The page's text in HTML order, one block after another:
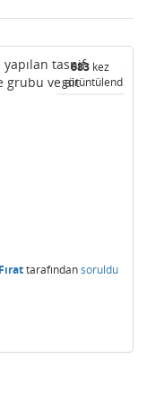
683 kez
görüntülendi
tasnif
grubu ve ait
Fırattarafındansoruldu